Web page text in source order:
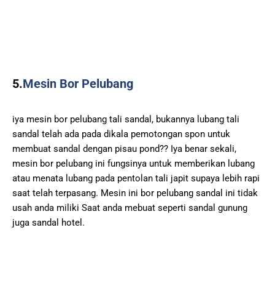
5.Mesin Bor Pelubang
iya mesin bor pelubang tali sandal, bukannya lubang tali
sandal telah ada pada dikala pemotongan spon untuk
membuat sandal dengan pisau pond?? Iya benar sekali,
mesin bor pelubang ini fungsinya untuk memberikan lubang
atau menata lubang pada pentolan tali japit supaya lebih rapi
saat telah terpasang. Mesin ini bor pelubang sandal ini tidak
usah anda miliki Saat anda mebuat seperti sandal gunung
juga sandal hotel.